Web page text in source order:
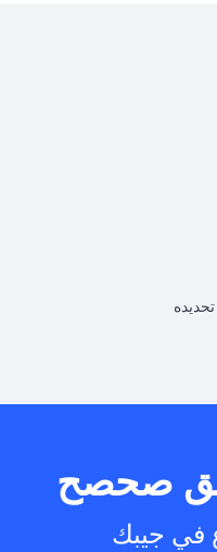
هل يمكنني
صحصح
في جيبك